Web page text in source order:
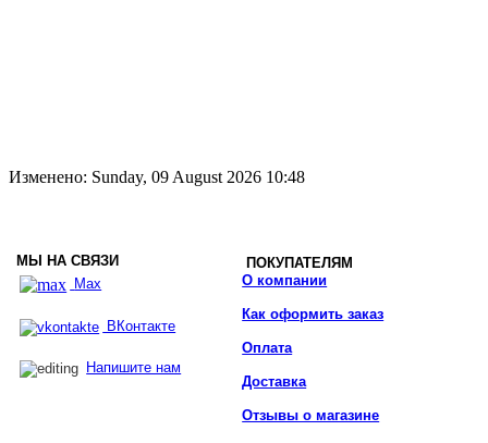
Изменено: Sunday, 09 August 2026 10:48
МЫ НА СВЯЗИ
ПОКУПАТЕЛЯМ
Max
ВКонтакте
Напишите нам
О компании
Как оформить заказ
Оплата
Доставка
Отзывы о магазине